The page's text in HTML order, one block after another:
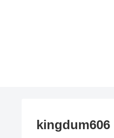
kingdum606